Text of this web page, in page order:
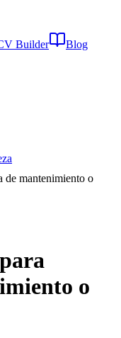
Builder Blog
de mantenimiento o
o